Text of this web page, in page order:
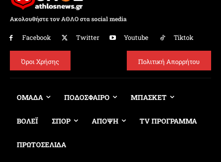
Ακολουθήστε τον ΑΘΛΟ στα social media
Facebook Twitter Youtube Tiktok
Όροι Χρήσης Πολιτική Απορρήτου
ΟΜΑΔΑ ΠΟΔΟΣΦΑΙΡΟ ΜΠΑΣΚΕΤ
ΒΟΛΕΪ ΣΠΟΡ ΑΠΟΨΗ TV ΠΡΟΓΡΑΜΜΑ
ΠΡΩΤΟΣΕΛΙΔΑ